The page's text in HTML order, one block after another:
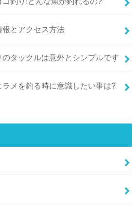
とアクセス方法
のタックルは意外とシンプルです
メを釣る時に意識したい事は?